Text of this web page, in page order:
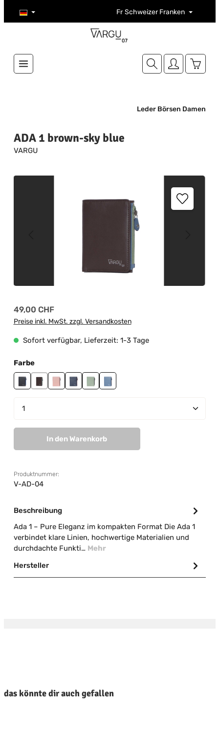
Zum Hauptinhalt springen Fr Schweizer Franken
Leder Börsen Damen
ADA 1 brown-sky blue
VARGU
Bildergalerie überspringen
Regulärer Preis:
49,00 CHF
Preise inkl. MwSt. zzgl. Versandkosten
Sofort verfügbar, Lieferzeit: 1-3 Tage
Farbeauswählen
black-greybrown-sky blue
light pink-mauve
navy-cranberry
sage green-grey
sky blue-blue
Produkt Anzahl: Gib den gewünschten Wert ein
In den Warenkorb
Produktnummer:
V-AD-04
Beschreibung
Ada 1 – Pure Eleganz im kompakten Format Die Ada 1
verbindet klare Linien, hochwertige Materialien und
durchdachte Funkti… Mehr
Hersteller
das könnte dir auch gefallen